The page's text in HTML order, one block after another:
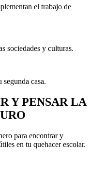
el trabajo de
sociedades y culturas.
segunda casa.
Y PENSAR LA
para encontrar y
en tu quehacer escolar.